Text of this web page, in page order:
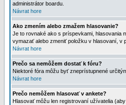
administrátor boardu.
Návrat hore
Ako zmením alebo zmažem hlasovanie?
Je to rovnaké ako s príspevkami, hlasovania
vymazať alebo zmeniť položku v hlasovaní, v
Návrat hore
Prečo sa nemôžem dostať k fóru?
Niektoré fóra môžu byť zneprístupnené
Návrat hore
Prečo nemôžem hlasovať v ankete?
Hlasovať môžu len registrovaní užívatelia